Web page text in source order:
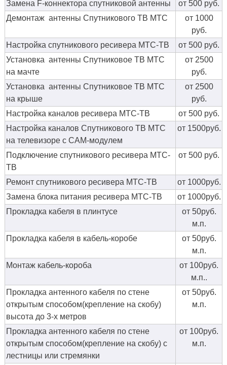
Замена F-коннектора спутниковой антенны
от 500 руб.
Демонтаж антенны Спутникового ТВ МТС
от 1000
руб.
Настройка спутникового ресивера МТС-ТВ
от 500 руб.
Установка антенны Спутниковое ТВ МТС
на мачте
от 2500
руб.
Установка антенны Спутниковое ТВ МТС
на крыше
от 2500
руб.
Настройка каналов ресивера МТС-ТВ
от 500 руб.
Настройка каналов Спутникового ТВ МТС
на телевизоре с CAM-модулем
от 1500руб.
Подключение спутникового ресивера МТС-
ТВ
от 500 руб.
Ремонт спутникового ресивера МТС-ТВ
от 1000руб.
Замена блока питания ресивера МТС-ТВ
от 1000руб.
Прокладка кабеля в плинтусе
от 50руб.
м.п.
Прокладка кабеля в кабель-коробе
от 50руб.
м.п.
Монтаж кабель-короба
от 100руб.
м.п..
Прокладка антенного кабеля по стене
открытым способом(крепление на скобу)
высота до 3-х метров
от 50руб.
м.п.
Прокладка антенного кабеля по стене
открытым способом(крепление на скобу) с
лестницы или стремянки
от 100руб.
м.п.